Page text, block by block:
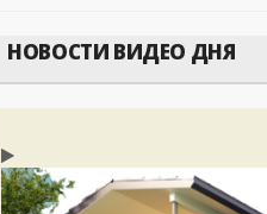
НОВОСТИ ВИДЕО ДНЯ